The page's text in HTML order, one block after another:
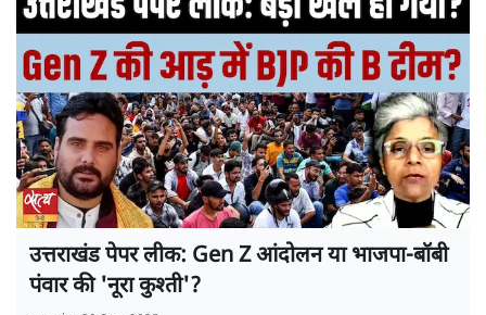
उत्तराखंड पेपर लीक: Gen Z आंदोलन या भाजपा-बॉबी
पंवार की 'नूरा कुश्ती'?